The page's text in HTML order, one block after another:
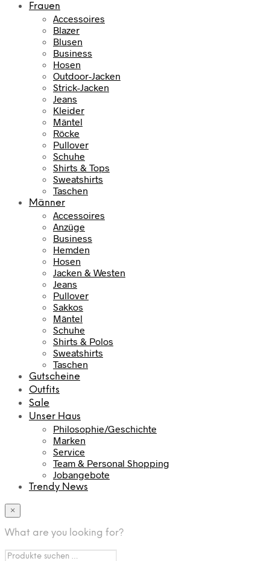
Frauen
Accessoires
Blazer
Blusen
Business
Hosen
Outdoor-Jacken
Strick-Jacken
Jeans
Kleider
Mäntel
Röcke
Pullover
Schuhe
Shirts & Tops
Sweatshirts
Taschen
Männer
Accessoires
Anzüge
Business
Hemden
Hosen
Jacken & Westen
Jeans
Pullover
Sakkos
Mäntel
Schuhe
Shirts & Polos
Sweatshirts
Taschen
Gutscheine
Outfits
Sale
Unser Haus
Philosophie/Geschichte
Marken
Service
Team & Personal Shopping
Jobangebote
Trendy News
×
What are you looking for?